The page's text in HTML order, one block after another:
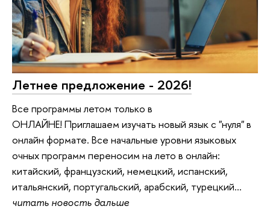
Летнее предложение - 2026!
Все программы летом только в
ОНЛАЙНЕ! Приглашаем изучать новый язык с "нуля" в
онлайн формате. Все начальные уровни языковых
очных программ переносим на лето в онлайн:
китайский, французский, немецкий, испанский,
итальянский, португальский, арабский, турецкий...
читать новость дальше